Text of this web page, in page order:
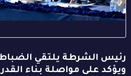
رئيس الشرطة يلتقي الضباط
ويؤكد على مواصلة بناء